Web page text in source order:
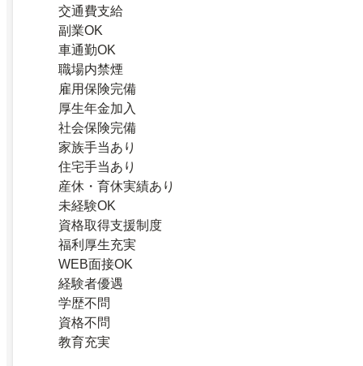
交通費支給
副業OK
車通勤OK
職場内禁煙
雇用保険完備
厚生年金加入
社会保険完備
家族手当あり
住宅手当あり
産休・育休実績あり
未経験OK
資格取得支援制度
福利厚生充実
WEB面接OK
経験者優遇
学歴不問
資格不問
教育充実